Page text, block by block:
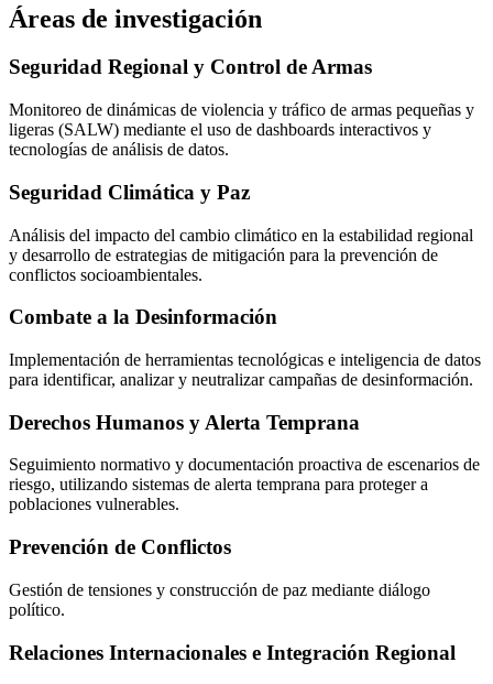
Áreas de investigación
Seguridad Regional y Control de Armas
Monitoreo de dinámicas de violencia y tráfico de armas pequeñas y
ligeras (SALW) mediante el uso de dashboards interactivos y
tecnologías de análisis de datos.
Seguridad Climática y Paz
Análisis del impacto del cambio climático en la estabilidad regional
y desarrollo de estrategias de mitigación para la prevención de
conflictos socioambientales.
Combate a la Desinformación
Implementación de herramientas tecnológicas e inteligencia de datos
para identificar, analizar y neutralizar campañas de desinformación.
Derechos Humanos y Alerta Temprana
Seguimiento normativo y documentación proactiva de escenarios de
riesgo, utilizando sistemas de alerta temprana para proteger a
poblaciones vulnerables.
Prevención de Conflictos
Gestión de tensiones y construcción de paz mediante diálogo
político.
Relaciones Internacionales e Integración Regional